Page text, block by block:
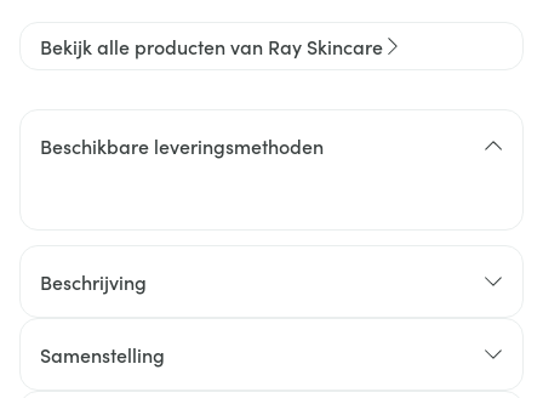
Bekijk alle producten van Ray Skincare
Beschikbare leveringsmethoden
Beschrijving
Milde wasgel met zink om de huid grondig te
Samenstelling